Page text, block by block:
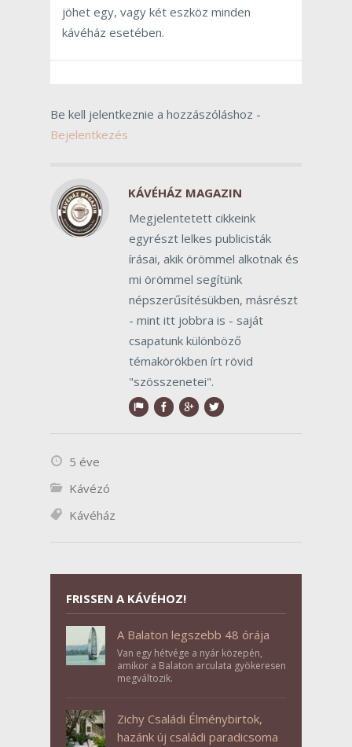
jöhet egy, vagy két eszköz minden
kávéház esetében.
Be kell jelentkeznie a hozzászóláshoz -
Bejelentkezés
KÁVÉHÁZ MAGAZIN
Megjelentetett cikkeink
egyrészt lelkes publicisták
írásai, akik örömmel alkotnak és
mi örömmel segítünk
népszerűsítésükben, másrészt
- mint itt jobbra is - saját
csapatunk különböző
témakörökben írt rövid
"szösszenetei".
5 éve
Kávézó
Kávéház
FRISSEN A KÁVÉHOZ!
A Balaton legszebb 48 órája
Van egy hétvége a nyár közepén,
amikor a Balaton arculata gyökeresen
megváltozik.
Zichy Családi Élménybirtok,
hazánk új családi paradicsoma